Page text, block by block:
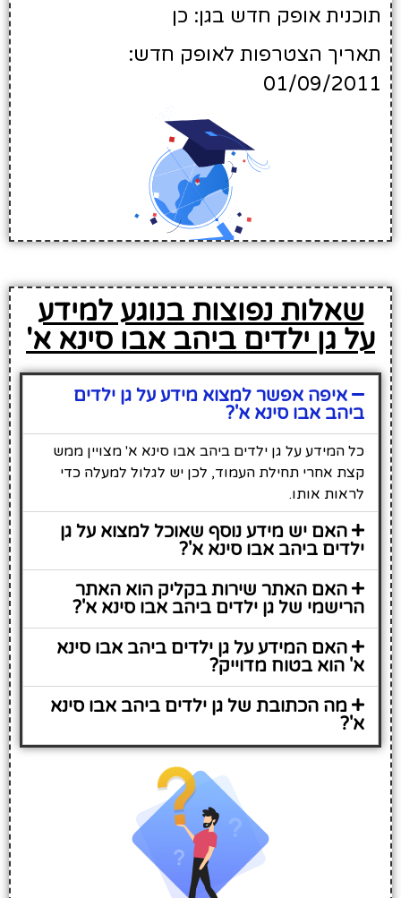
תוכנית אופק חדש בגן: כן
תאריך הצטרפות לאופק חדש:
01/09/2011
שאלות נפוצות בנוגע למידע
על גן ילדים ביהב אבו סינא א'
איפה אפשר למצוא מידע על גן ילדים
ביהב אבו סינא א'?
כל המידע על גן ילדים ביהב אבו סינא א' מצויין ממש
קצת אחרי תחילת העמוד, לכן יש לגלול למעלה כדי
לראות אותו.
האם יש מידע נוסף שאוכל למצוא על גן
ילדים ביהב אבו סינא א'?
האם האתר שירות בקליק הוא האתר
הרישמי של גן ילדים ביהב אבו סינא א'?
האם המידע על גן ילדים ביהב אבו סינא
א' הוא בטוח מדוייק?
מה הכתובת של גן ילדים ביהב אבו סינא
א'?